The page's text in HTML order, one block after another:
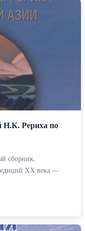
Н.К. Рериха по
сборник,
XX века —